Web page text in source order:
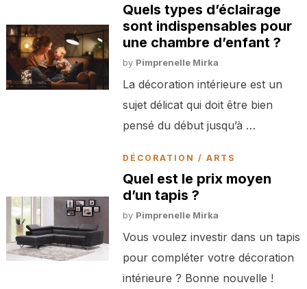
Quels types d’éclairage
sont indispensables pour
une chambre d’enfant ?
by Pimprenelle Mirka
La décoration intérieure est un
sujet délicat qui doit être bien
pensé du début jusqu’à …
DÉCORATION / ARTS
Quel est le prix moyen
d’un tapis ?
by Pimprenelle Mirka
Vous voulez investir dans un tapis
pour compléter votre décoration
intérieure ? Bonne nouvelle !